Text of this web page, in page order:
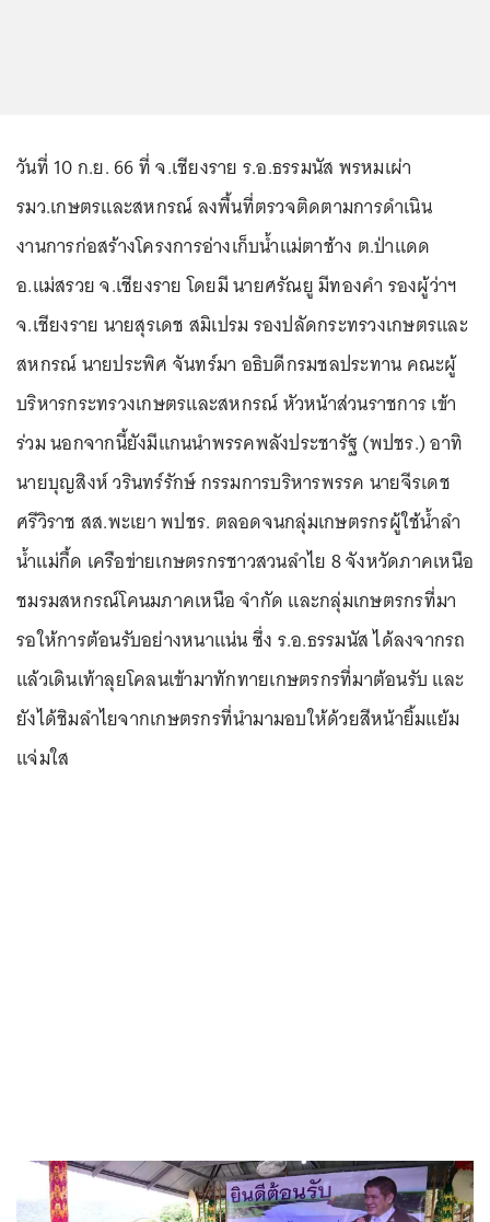
วันที่ 10 ก.ย. 66 ที่ จ.เชียงราย ร.อ.ธรรมนัส พรหมเผ่า
รมว.เกษตรและสหกรณ์ ลงพื้นที่ตรวจติดตามการดำเนิน
งานการก่อสร้างโครงการอ่างเก็บน้ำแม่ตาช้าง ต.ป่าแดด
อ.แม่สรวย จ.เชียงราย โดยมี นายศรัณยู มีทองคำ รองผู้ว่าฯ
จ.เชียงราย นายสุรเดช สมิเปรม รองปลัดกระทรวงเกษตรและ
สหกรณ์ นายประพิศ จันทร์มา อธิบดีกรมชลประทาน คณะผู้
บริหารกระทรวงเกษตรและสหกรณ์ หัวหน้าส่วนราชการ เข้า
ร่วม นอกจากนี้ยังมีแกนนำพรรคพลังประชารัฐ (พปชร.) อาทิ
นายบุญสิงห์ วรินทร์รักษ์ กรรมการบริหารพรรค นายจีรเดช
ศรีวิราช สส.พะเยา พปชร. ตลอดจนกลุ่มเกษตรกรผู้ใช้น้ำลำ
น้ำแม่กื้ด เครือข่ายเกษตรกรชาวสวนลำไย 8 จังหวัดภาคเหนือ
ชมรมสหกรณ์โคนมภาคเหนือ จำกัด และกลุ่มเกษตรกรที่มา
รอให้การต้อนรับอย่างหนาแน่น ซึ่ง ร.อ.ธรรมนัส ได้ลงจากรถ
แล้วเดินเท้าลุยโคลนเข้ามาทักทายเกษตรกรที่มาต้อนรับ และ
ยังได้ชิมลำไยจากเกษตรกรที่นำมามอบให้ด้วยสีหน้ายิ้มแย้ม
แจ่มใส